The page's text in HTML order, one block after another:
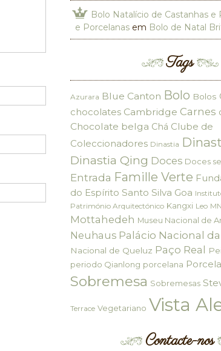
Bolo Natalício de Castanhas e
e Porcelanas em Bolo de Natal
Tags
Azurara Blue Canton Bolo Bolos
chocolates Cambridge Carnes
Chocolate belga Chá Clube de
Coleccionadores Dinastia
Dinastia Qing Doces Doces
Entrada Famille Verte
do Espírito Santo Silva Goa
Património Arquitectónico Kangxi Leo
Mottahedeh Museu Nacional de
Neuhaus Palácio Nacional
Nacional de Queluz Paço Real
periodo Qianlong porcelana
Sobremesa Sobremesas
Terrace Vegetariano Vista
Contacte-nos